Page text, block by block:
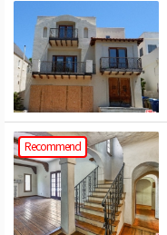
Recommend